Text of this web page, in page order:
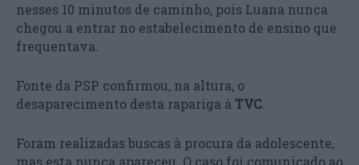
nesses 10 minutos de caminho, pois Luana nunca
chegou a entrar no estabelecimento de ensino que
frequentava.
Fonte da PSP confirmou, na altura, o
desaparecimento desta rapariga à TVC
Foram realizadas buscas à procura da adolescente,
mas esta nunca apareceu. O caso foi comunicado ao